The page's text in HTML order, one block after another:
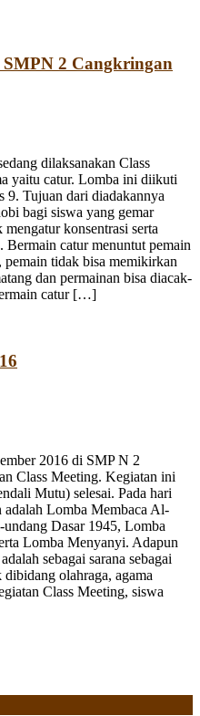
2 Cangkringan
dilaksanakan Class
yaitu catur. Lomba ini diikuti
9. Tujuan dari diadakannya
bagi siswa yang gemar
konsentrasi serta
Bermain catur menuntut pemain
tidak bisa memikirkan
dan permainan bisa diacak-
catur […]
2016 di SMP N 2
Class Meeting. Kegiatan ini
Mutu) selesai. Pada hari
adalah Lomba Membaca Al-
Dasar 1945, Lomba
Lomba Menyanyi. Adapun
sebagai sarana sebagai
olahraga, agama
Class Meeting, siswa